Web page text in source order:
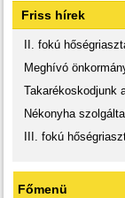
Friss hírek
II. fokú
Meghívó
Takarékoskodjunk
Nékonyha
III. fokú
Főmenü